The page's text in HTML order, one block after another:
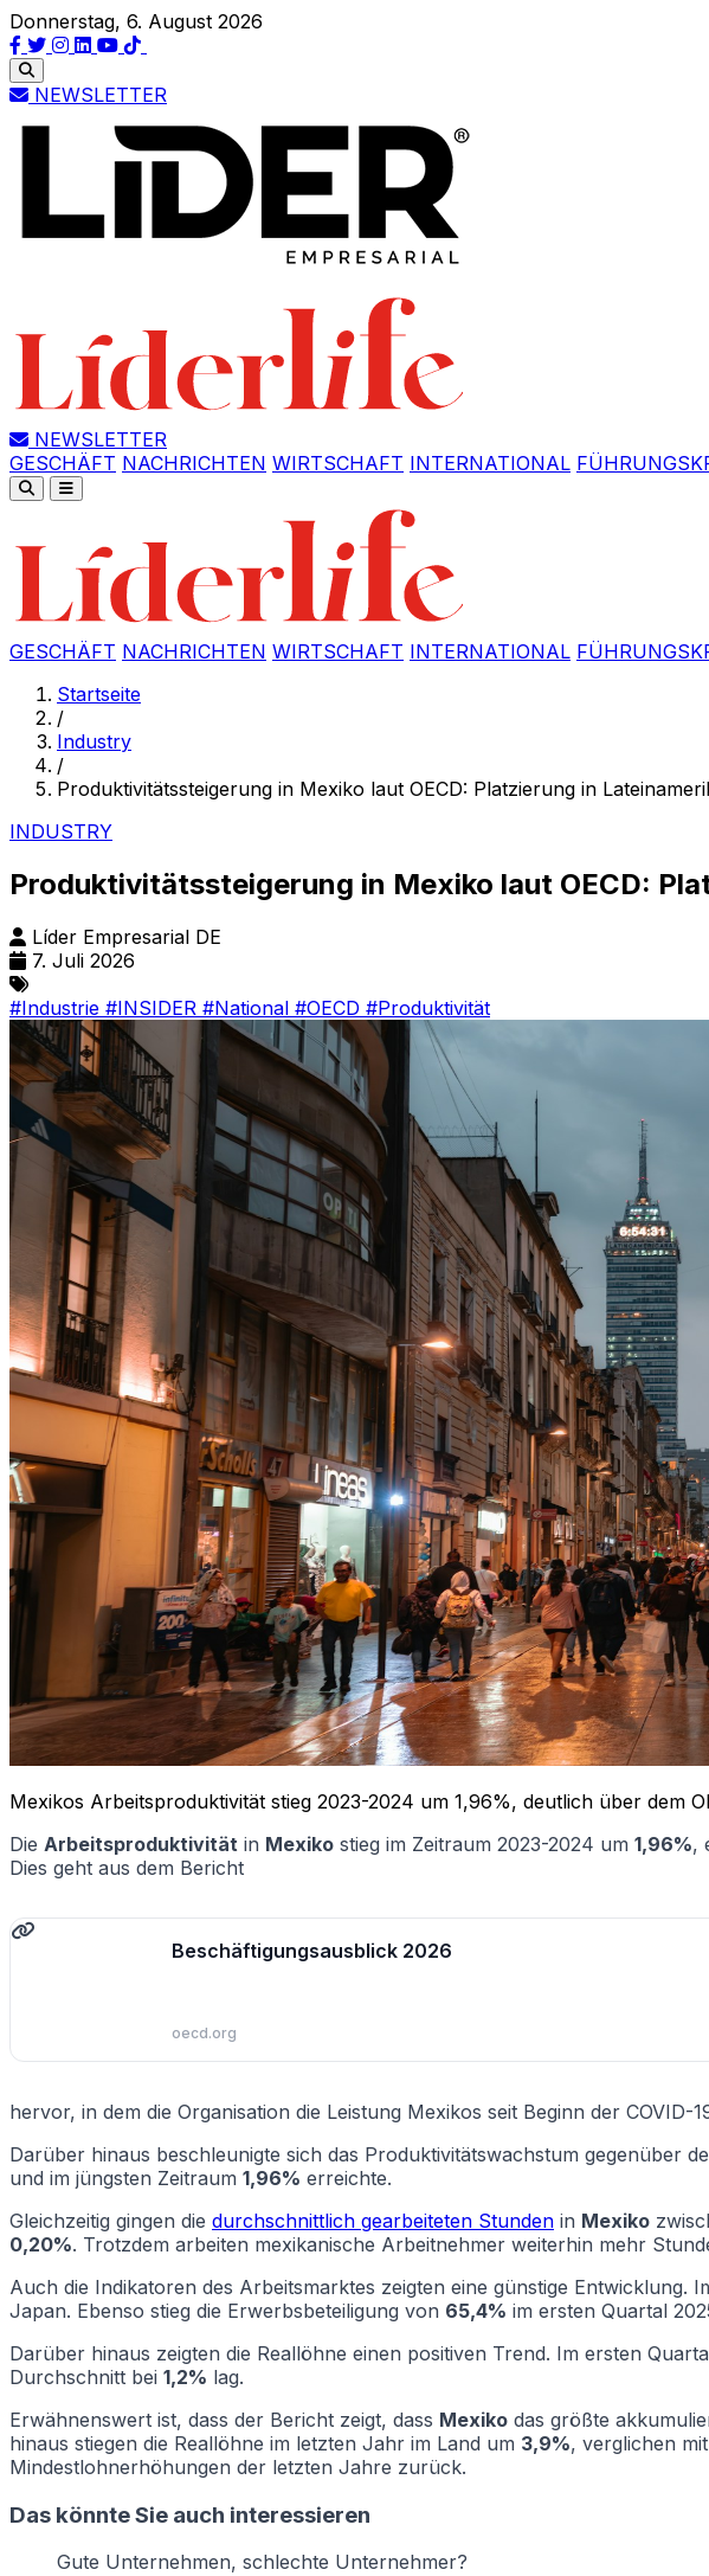
Donnerstag, 6. August 2026
NEWSLETTER
NEWSLETTER
GESCHÄFT NACHRICHTEN WIRTSCHAFT INTERNATIONAL
GESCHÄFT NACHRICHTEN WIRTSCHAFT INTERNATIONAL
Startseite
/
Industry
/
Produktivitätssteigerung in Mexiko laut OECD: Platzierung in
INDUSTRY
Produktivitätssteigerung in Mexiko laut OECD:
Líder Empresarial DE
7. Juli 2026
#Industrie #INSIDER #National #OECD #Produktivität
Mexikos Arbeitsproduktivität stieg 2023-2024 um 1,96%, deutlich über dem
Die Arbeitsproduktivität in Mexiko stieg im Zeitraum 2023-2024 um 1,96%,
Dies geht aus dem Bericht
Beschäftigungsausblick 2026
oecd.org
hervor, in dem die Organisation die Leistung Mexikos seit Beginn der
Darüber hinaus beschleunigte sich das Produktivitätswachstum gegenüber
und im jüngsten Zeitraum 1,96% erreichte.
Gleichzeitig gingen die durchschnittlich gearbeiteten Stunden in Mexiko
0,20%. Trotzdem arbeiten mexikanische Arbeitnehmer weiterhin mehr
Auch die Indikatoren des Arbeitsmarktes zeigten eine günstige Entwicklung.
Japan. Ebenso stieg die Erwerbsbeteiligung von 65,4% im ersten Quartal
Darüber hinaus zeigten die Reallöhne einen positiven Trend. Im ersten
Durchschnitt bei 1,2% lag.
Erwähnenswert ist, dass der Bericht zeigt, dass Mexiko das größte
hinaus stiegen die Reallöhne im letzten Jahr im Land um 3,9%, verglichen
Mindestlohnerhöhungen der letzten Jahre zurück.
Das könnte Sie auch interessieren
Gute Unternehmen, schlechte Unternehmer?